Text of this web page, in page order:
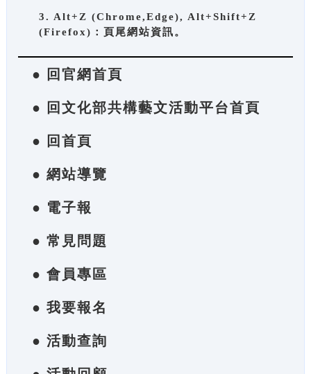
3. Alt+Z (Chrome,Edge), Alt+Shift+Z
(Firefox)：頁尾網站資訊。
● 回官網首頁
● 回文化部共構藝文活動平台首頁
● 回首頁
● 網站導覽
● 電子報
● 常見問題
● 會員專區
● 我要報名
● 活動查詢